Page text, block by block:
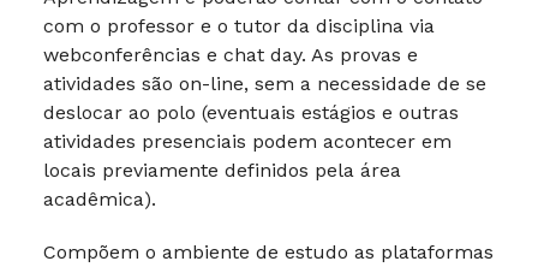
com o professor e o tutor da disciplina via
webconferências e chat day. As provas e
atividades são on-line, sem a necessidade de se
deslocar ao polo (eventuais estágios e outras
atividades presenciais podem acontecer em
locais previamente definidos pela área
acadêmica).
Compõem o ambiente de estudo as plataformas